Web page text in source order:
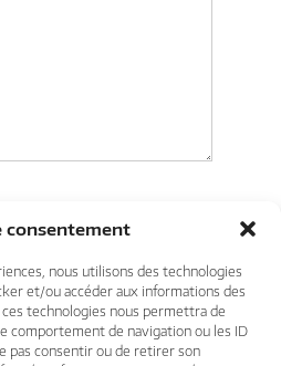
consentement
nous utilisons des technologies
et/ou accéder aux informations des
technologies nous permettra de
comportement de navigation ou les ID
pas consentir ou de retirer son